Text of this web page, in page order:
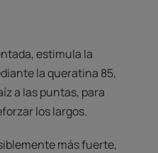
estimula la
la queratina 85,
a las puntas, para
los largos.
más fuerte,